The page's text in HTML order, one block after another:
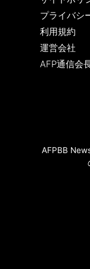
プライバシ
利用規約
運営会社
AFP通信会
AFPBB